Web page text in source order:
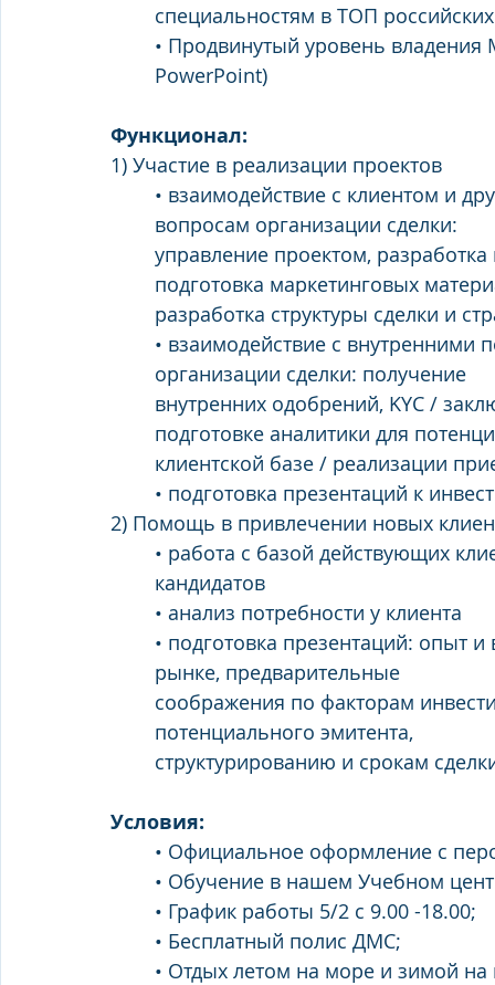
специальностям в ТОП
• Продвинутый уровень
PowerPoint)
Функционал:
1) Участие в реализации проектов
• взаимодействие с клиентом и
вопросам организации сделки:
управление проектом,
подготовка маркетинговых
разработка структуры сделки и
• взаимодействие с
организации сделки: получение
внутренних одобрений, KYC /
подготовке аналитики для
клиентской базе / реализации
• подготовка презентаций к
2) Помощь в привлечении новых
• работа с базой действующих
кандидатов
• анализ потребности у клиента
• подготовка презентаций: опыт
рынке, предварительные
соображения по факторам
потенциального эмитента,
структурированию и срокам
Условия:
• Официальное оформление с
• Обучение в нашем Учебном
• График работы 5/2 с 9.00 -18.00;
• Бесплатный полис ДМС;
• Отдых летом на море и зимой